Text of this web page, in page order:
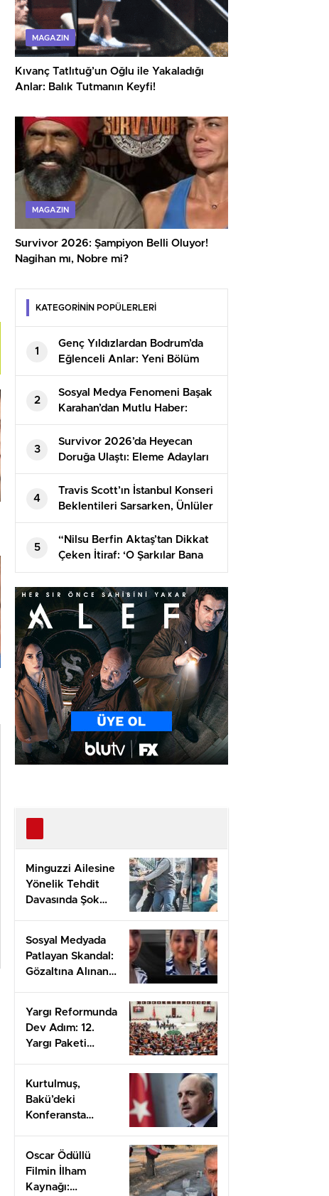
MAGAZIN
Kıvanç Tatlıtuğ’un Oğlu ile Yakaladığı
Anlar: Balık Tutmanın Keyfi!
MAGAZIN
Survivor 2026: Şampiyon Belli Oluyor!
Nagihan mı, Nobre mi?
KATEGORİNİN POPÜLERLERİ
1
Genç Yıldızlardan Bodrum’da
Eğlenceli Anlar: Yeni Bölüm
İçin Heyecan Tavan!
2
Sosyal Medya Fenomeni Başak
Karahan’dan Mutlu Haber:
‘Artık Üç Kişiyiz!’
3
Survivor 2026’da Heyecan
Doruğa Ulaştı: Eleme Adayları
ve Kazanan Takım Belli Oldu!
4
Travis Scott’ın İstanbul Konseri
Beklentileri Sarsarken, Ünlüler
Tepkilerini Gösterdi
5
“Nilsu Berfin Aktaş’tan Dikkat
Çeken İtiraf: ‘O Şarkılar Bana
Yazılmadı!'”
Minguzzi Ailesine
Yönelik Tehdit
Davasında Şok
Sosyal Medyada
Patlayan Skandal:
Gözaltına Alınan
Yargı Reformunda
Dev Adım: 12.
Yargı Paketi
Kurtulmuş,
Bakü’deki
Konferansta
Uluslararası
Dayanışma Çağrısı
Yapacak!
Oscar Ödüllü
Filmin İlham
Kaynağı: